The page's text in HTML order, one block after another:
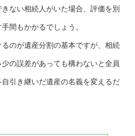
ない相続人がいた場合、評価を別
間もかかるでしょう。
のが遺産分割の基本ですが、相続
の誤差があっても構わないと全員
引き継いだ遺産の名義を変えるだ